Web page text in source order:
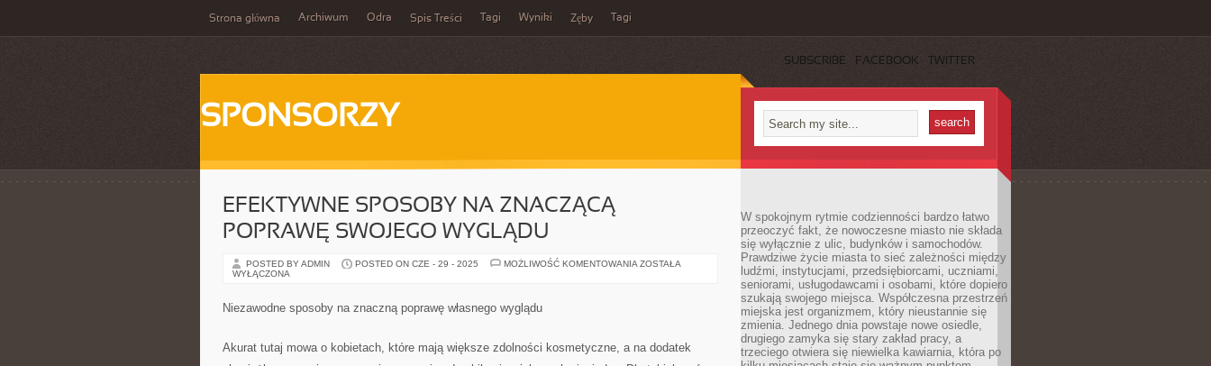
Strona główna Archiwum Odra Spis Treści Tagi Wyniki Zęby Tagi
SUBSCRIBE FACEBOOK TWITTER
SPONSORZY
EFEKTYWNE SPOSOBY NA ZNACZĄCĄ
POPRAWĘ SWOJEGO WYGLĄDU
POSTED BY ADMIN POSTED ON CZE - 29 - 2025 MOŻLIWOŚĆ KOMENTOWANIA EFEKTYWNE
ZOSTAŁA
WYŁĄCZONA
Niezawodne sposoby na znaczną poprawę własnego wyglądu
Akurat tutaj mowa o kobietach, które mają większe zdolności kosmetyczne, a na dodatek
W spokojnym rytmie codzienności bardzo łatwo
przeoczyć fakt, że nowoczesne miasto nie składa
się wyłącznie z ulic, budynków i samochodów.
Prawdziwe życie miasta to sieć zależności między
ludźmi, instytucjami, przedsiębiorcami, uczniami,
seniorami, usługodawcami i osobami, które dopiero
szukają swojego miejsca. Współczesna przestrzeń
miejska jest organizmem, który nieustannie się
zmienia. Jednego dnia powstaje nowe osiedle,
drugiego zamyka się stary zakład pracy, a
trzeciego otwiera się niewielka kawiarnia, która po